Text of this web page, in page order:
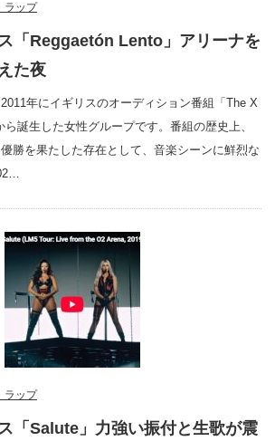
ラップ
「Reggaetón Lento」アリーナを
た夜
年にイギリスのオーディション番組「The X
誕生した女性グループです。番組の歴史上、
勝を果たした存在として、音楽シーンに鮮烈な
ラップ
「Salute」力強い振付と生歌が震